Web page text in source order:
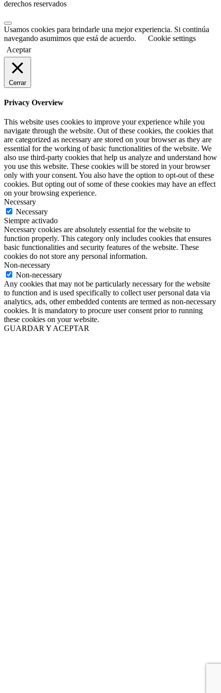
derechos reservados
Usamos cookies para brindarle una mejor experiencia. Si continúa
navegando asumimos que está de acuerdo.
Cookie settings
Aceptar
Cerrar
Privacy Overview
This website uses cookies to improve your experience while you
navigate through the website. Out of these cookies, the cookies that
are categorized as necessary are stored on your browser as they are
essential for the working of basic functionalities of the website. We
also use third-party cookies that help us analyze and understand how
you use this website. These cookies will be stored in your browser
only with your consent. You also have the option to opt-out of these
cookies. But opting out of some of these cookies may have an effect
on your browsing experience.
Necessary
Necessary
Siempre activado
Necessary cookies are absolutely essential for the website to
function properly. This category only includes cookies that ensures
basic functionalities and security features of the website. These
cookies do not store any personal information.
Non-necessary
Non-necessary
Any cookies that may not be particularly necessary for the website
to function and is used specifically to collect user personal data via
analytics, ads, other embedded contents are termed as non-necessary
cookies. It is mandatory to procure user consent prior to running
these cookies on your website.
GUARDAR Y ACEPTAR